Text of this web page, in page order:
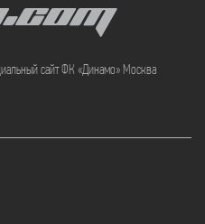
сайт ФК «Динамо» Москва